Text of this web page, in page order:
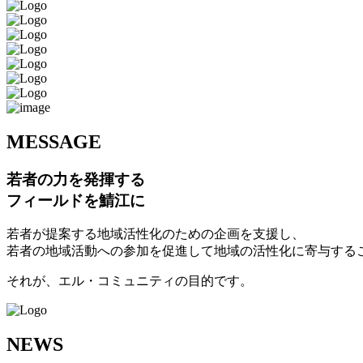
MESSAGE
若者の力を発揮する
フィールドを鯖江に
若者が提案する地域活性化のための企画を支援し、
若者の地域活動への参加を促進して地域の活性化に寄与する
それが、エル・コミュニティの目的です。
NEWS